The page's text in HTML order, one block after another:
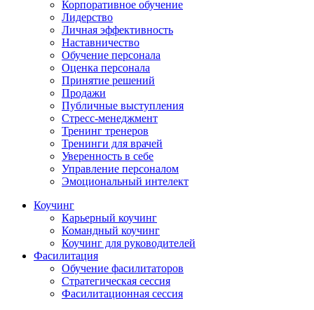
Корпоративное обучение
Лидерство
Личная эффективность
Наставничество
Обучение персонала
Оценка персонала
Принятие решений
Продажи
Публичные выступления
Стресс-менеджмент
Тренинг тренеров
Тренинги для врачей
Уверенность в себе
Управление персоналом
Эмоциональный интелект
Коучинг
Карьерный коучинг
Командный коучинг
Коучинг для руководителей
Фасилитация
Обучение фасилитаторов
Стратегическая сессия
Фасилитационная сессия